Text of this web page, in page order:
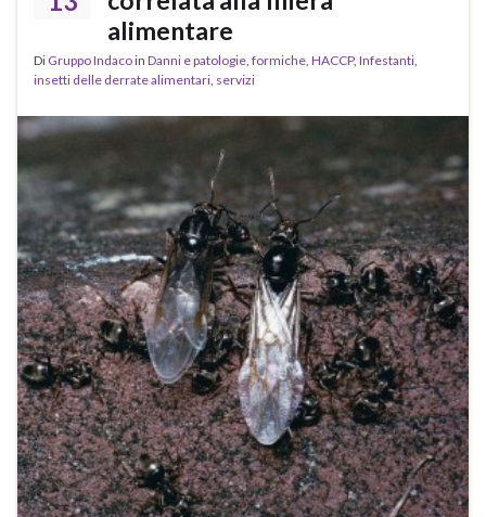
alimentare
Di Gruppo Indacoin Danni e patologie formiche HACCP, Infestanti
insetti delle derrate alimentari servizi